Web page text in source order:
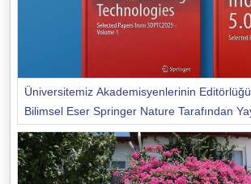
Üniversitemiz Akademisyenlerinin
Bilimsel Eser Springer Nature Tarafından